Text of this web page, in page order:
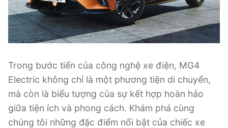
Trong bước tiến của công nghệ xe điện, MG4
Electric không chỉ là một phương tiện di chuyển,
mà còn là biểu tượng của sự kết hợp hoàn hảo
giữa tiện ích và phong cách. Khám phá cùng
chúng tôi những đặc điểm nổi bật của chiếc xe